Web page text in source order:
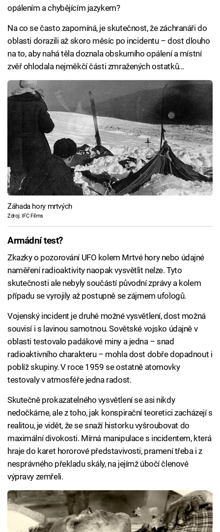
opálením a chybějícím jazykem?
Na co se často zapomíná, je skutečnost, že záchranáři do
oblasti dorazili až skoro měsíc po incidentu – dost dlouho
na to, aby nahá těla doznala obskurního opálení a místní
zvěř ohlodala nejměkčí části zmražených ostatků...
Záhada hory mrtvých
Zdroj: IFC Films
Armádní test?
Zkazky o pozorování UFO kolem Mrtvé hory nebo údajné
naměření radioaktivity naopak vysvětlit nelze. Tyto
skutečnosti ale nebyly součástí původní zprávy a kolem
případu se vyrojily až postupně se zájmem ufologů.
Vojenský incident je druhé možné vysvětlení, dost možná
souvisí i s lavinou samotnou. Sovětské vojsko údajně v
oblasti testovalo padákové miny a jedna – snad
radioaktivního charakteru – mohla dost dobře dopadnout i
poblíž skupiny. V roce 1959 se ostatně atomovky
testovaly v atmosféře jedna radost.
Skutečně prokazatelného vysvětlení se asi nikdy
nedočkáme, ale z toho, jak konspirační teoretici zacházejí s
realitou, je vidět, že se snaží historku vyšroubovat do
maximální divokosti. Mírná manipulace s incidentem, která
hraje do karet hororové představivosti, pramení třeba i z
nesprávného překladu skály, na jejímž úbočí členové
výpravy zemřeli.